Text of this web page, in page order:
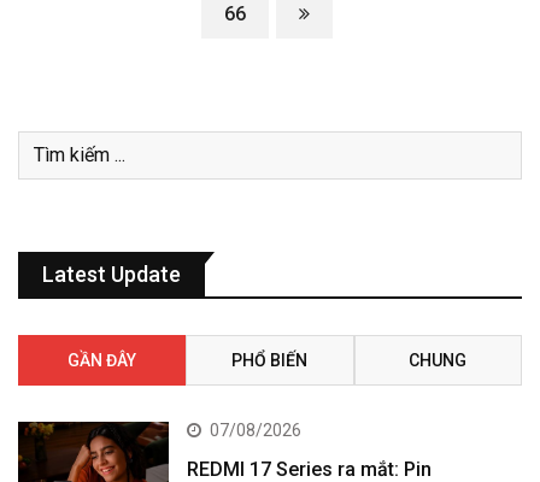
66
Latest Update
GẦN ĐÂY PHỔ BIẾN CHUNG
07/08/2026
REDMI 17 Series ra mắt: Pin